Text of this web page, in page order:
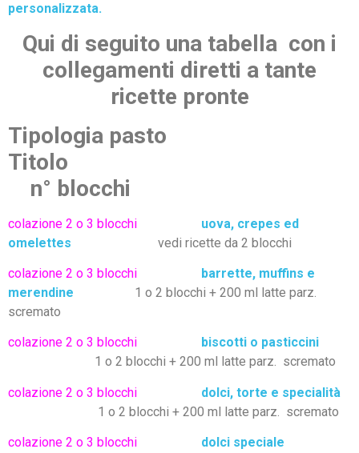
personalizzata.
Qui di seguito una tabella con i
collegamenti diretti a tante
ricette pronte
Tipologia pasto
Titolo
n° blocchi
colazione 2 o 3 blocchi
uova, crepes ed
omelettes
vedi ricette da 2 blocchi
colazione 2 o 3 blocchi
barrette, muffins e
merendine
1 o 2 blocchi + 200 ml latte parz.
scremato
colazione 2 o 3 blocchi
biscotti o pasticcini
1 o 2 blocchi + 200 ml latte parz. scremato
colazione 2 o 3 blocchi
dolci, torte e specialità
1 o 2 blocchi + 200 ml latte parz. scremato
colazione 2 o 3 blocchi
dolci speciale